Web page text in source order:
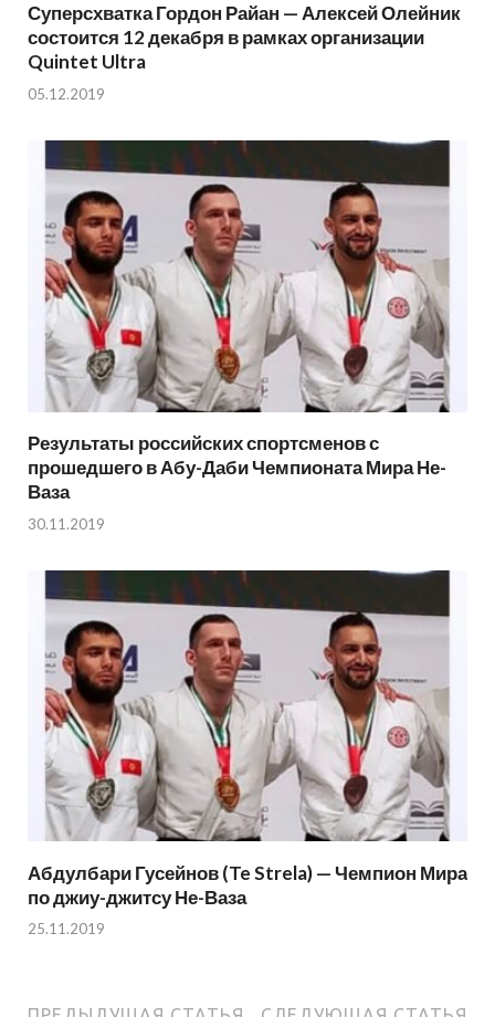
Суперсхватка Гордон Райан — Алексей Олейник
состоится 12 декабря в рамках организации
Quintet Ultra
05.12.2019
Результаты российских спортсменов с
прошедшего в Абу-Даби Чемпионата Мира Не-
Ваза
30.11.2019
Абдулбари Гусейнов (Te Strela) — Чемпион Мира
по джиу-джитсу Не-Ваза
25.11.2019